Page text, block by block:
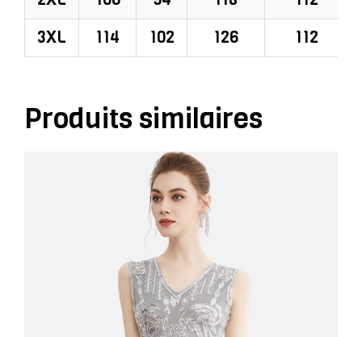
3XL
114 102 126 112
Produits similaires